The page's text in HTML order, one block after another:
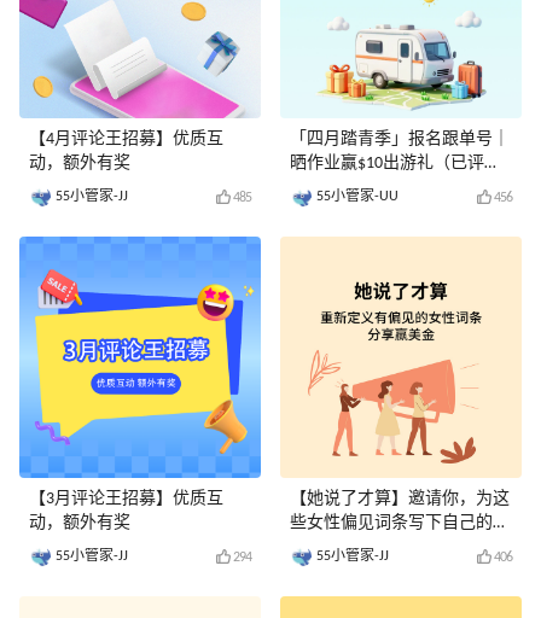
【4月评论王招募】优质互
动，额外有奖
55小管家-JJ 485
【3月评论王招募】优质互
动，额外有奖
55小管家-JJ 294
「四月踏青季」报名跟单号｜
晒作业赢$10出游礼（已评
奖）55小管家-UU 456
【她说了才算】邀请你，为这
些女性偏见词条写下自己的注
释！55小管家-JJ 406